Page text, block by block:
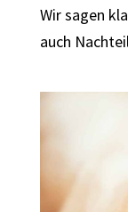
Wir sagen
auch